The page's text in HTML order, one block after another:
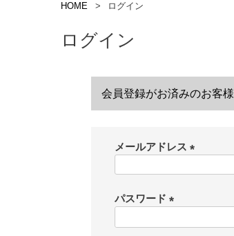
HOME ログイン
ログイン
会員登録がお済みのお客様
メールアドレス
パスワード